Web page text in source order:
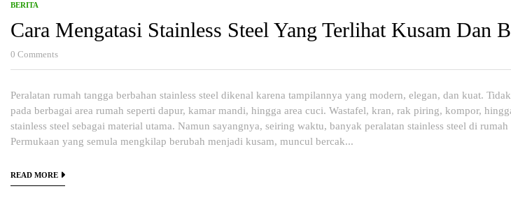
BERITA
Cara Mengatasi Stainless Steel Yang Terlihat Kusam Dan
0 Comments
Peralatan rumah tangga berbahan stainless steel dikenal karena tampilannya yang modern, elegan, dan kuat.
pada berbagai area rumah seperti dapur, kamar mandi, hingga area cuci. Wastafel, kran, rak piring, kompor,
stainless steel sebagai material utama. Namun sayangnya, seiring waktu, banyak peralatan stainless steel di
Permukaan yang semula mengkilap berubah menjadi kusam, muncul bercak...
READ MORE